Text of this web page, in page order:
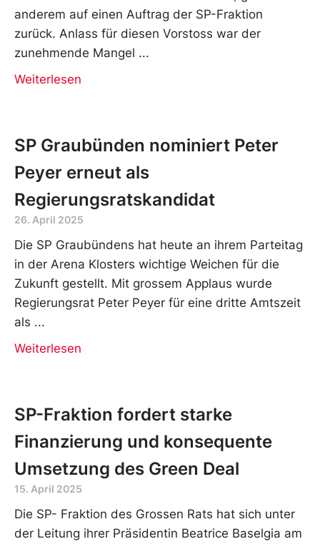
anderem auf einen Auftrag der SP-Fraktion
zurück. Anlass für diesen Vorstoss war der
zunehmende Mangel
Weiterlesen
SP Graubünden nominiert Peter
Peyer erneut als
Regierungsratskandidat
26. April 2025
Die SP Graubündens hat heute an ihrem Parteitag
in der Arena Klosters wichtige Weichen für die
Zukunft gestellt. Mit grossem Applaus wurde
Regierungsrat Peter Peyer für eine dritte Amtszeit
als
Weiterlesen
SP-Fraktion fordert starke
Finanzierung und konsequente
Umsetzung des Green Deal
15. April 2025
Die SP- Fraktion des Grossen Rats hat sich unter
der Leitung ihrer Präsidentin Beatrice Baselgia am